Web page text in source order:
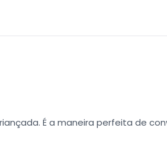
É a maneira perfeita de